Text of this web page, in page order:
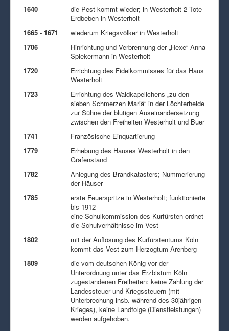
1640
die Pest kommt wieder; in Westerholt 2 Tote
Erdbeben in Westerholt
1665 - 1671
wiederum Kriegsvölker in Westerholt
1706
Hinrichtung und Verbrennung der „Hexe“ Anna
Spiekermann in Westerholt
1720
Errichtung des Fideikommisses für das Haus
Westerholt
1723
Errichtung des Waldkapellchens „zu den
sieben Schmerzen Mariä“ in der Löchterheide
zur Sühne der blutigen Auseinandersetzung
zwischen den Freiheiten Westerholt und Buer
1741
Französische Einquartierung
1779
Erhebung des Hauses Westerholt in den
Grafenstand
1782
Anlegung des Brandkatasters; Nummerierung
der Häuser
1785
erste Feuerspritze in Westerholt; funktionierte
bis 1912
eine Schulkommission des Kurfürsten ordnet
die Schulverhältnisse im Vest
1802
mit der Auflösung des Kurfürstentums Köln
kommt das Vest zum Herzogtum Arenberg
1809
die vom deutschen König vor der
Unterordnung unter das Erzbistum Köln
zugestandenen Freiheiten: keine Zahlung der
Landessteuer und Kriegssteuern (mit
Unterbrechung insb. während des 30jährigen
Krieges), keine Landfolge (Dienstleistungen)
werden aufgehoben.